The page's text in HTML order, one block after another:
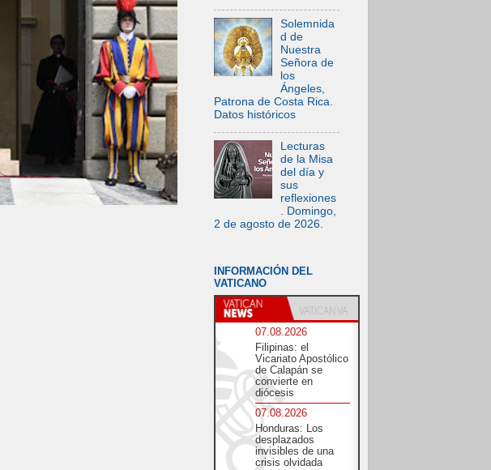
Solemnida
d de
Nuestra
Señora de
los
Ángeles,
Patrona de Costa Rica.
Datos históricos
Lecturas
de la Misa
del día y
sus
reflexiones
. Domingo,
2 de agosto de 2026.
INFORMACIÓN DEL
VATICANO
07.08.2026
Filipinas: el
Vicariato Apostólico
de Calapán se
convierte en
diócesis
07.08.2026
Honduras: Los
desplazados
invisibles de una
crisis olvidada